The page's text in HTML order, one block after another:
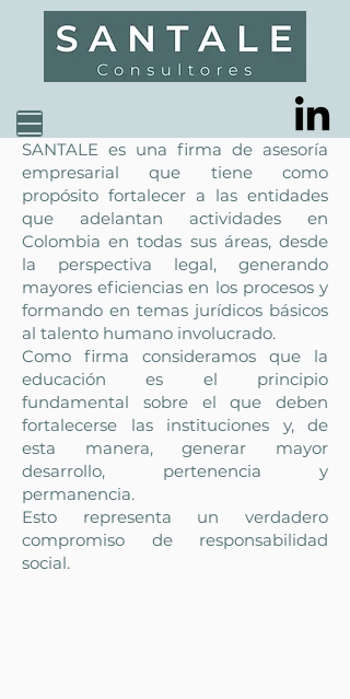
SANTALE es una firma de asesoría
empresarial que tiene como
propósito fortalecer a las entidades
que adelantan actividades en
Colombia en todas sus áreas, desde
la perspectiva legal, generando
mayores eficiencias en los procesos y
formando en temas jurídicos básicos
al talento humano involucrado.
Como firma consideramos que la
educación es el principio
fundamental sobre el que deben
fortalecerse las instituciones y,de
esta manera, generar mayor
desarrollo, pertenencia y
permanencia.
Esto representa un verdadero
compromiso de responsabilidad
social.